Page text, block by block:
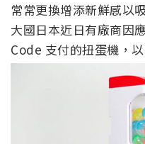
常常更換增添新鮮感以
大國日本近日有廠商因
Code 支付的扭蛋機，